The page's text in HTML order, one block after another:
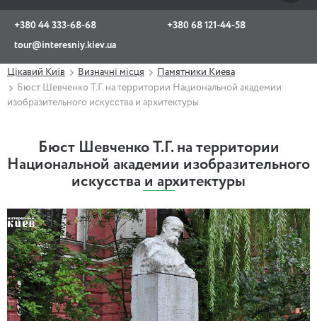
+380 44 333-68-68
+380 68 121-44-58
tour@interesniy.kiev.ua
Viber WhatsApp
Цікавий Київ Визначні місця
Памятники Киева
Бюст Шевченко Т.Г. на территории Национальной академии
изобразительного искусства и архитектуры
Бюст Шевченко Т.Г. на территории
Национальной академии изобразительного
искусства и архитектуры